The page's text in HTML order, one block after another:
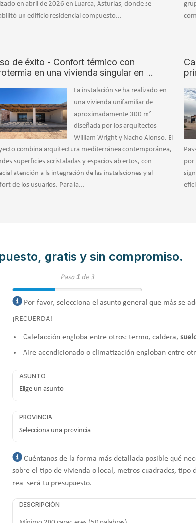
en abril de 2026 en Luarca, Asturias, donde se
un edificio residencial compuesto...
de éxito - Confort térmico con
en una vivienda singular en …
La instalación se ha realizado en
una vivienda unifamiliar de
aproximadamente 300 m²
diseñada por los arquitectos
William Wright y Nacho Alonso. El
combina arquitectura mediterránea contemporánea,
superficies acristaladas y espacios abiertos, con
atención a la integración de las instalaciones y al
de los usuarios. Para la...
por
gratis y sin compromiso.
Paso 1de 3
Por favor, selecciona el asunto general que más se
¡RECUERDA!
Calefacción engloba entre otros: termo, caldera,
Aire acondicionado o climatización engloban entre
ASUNTO
PROVINCIA
Cuéntanos de la forma más detallada posible qué
sobre el tipo de vivienda o local, metros cuadrados, tipo
real será tu presupuesto.
DESCRIPCIÓN